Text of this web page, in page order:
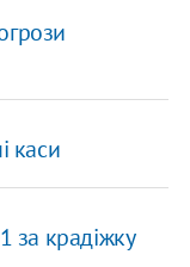
каси
за крадіжку